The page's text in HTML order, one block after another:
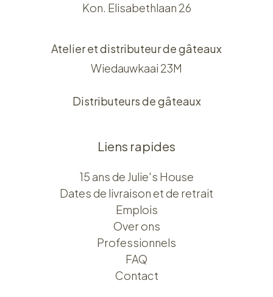
Kon. Elisabethlaan 26
Atelier et distributeur de gâteaux
Wiedauwkaai 23M
Distributeurs de gâteaux
Liens rapides
15 ans de Julie's House
Dates de livraison et de retrait
Emplois
Over ons​​
Professionnels
FAQ
Contact